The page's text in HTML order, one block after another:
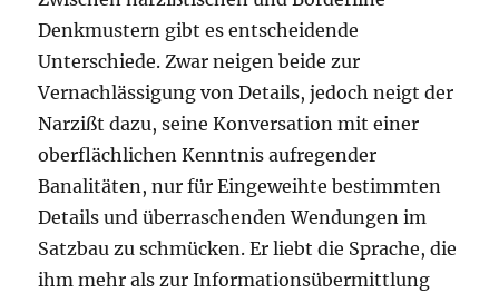
Denkmustern gibt es entscheidende
Unterschiede. Zwar neigen beide zur
Vernachlässigung von Details, jedoch neigt der
Narzißt dazu, seine Konversation mit einer
oberflächlichen Kenntnis aufregender
Banalitäten, nur für Eingeweihte bestimmten
Details und überraschenden Wendungen im
Satzbau zu schmücken. Er liebt die Sprache, die
ihm mehr als zur Informationsübermittlung